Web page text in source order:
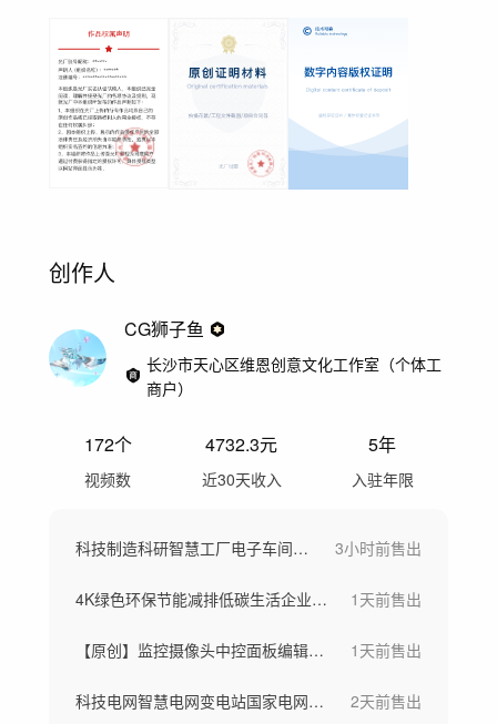
创作人
CG狮子鱼
长沙市天心区维恩创意文化工作室（个体工
商户）
172个
视频数
4732.3元
近30天收入
5年
入驻年限
科技制造科研智慧工厂电子车间工业智能园区 3小时前售出
4K绿色环保节能减排低碳生活企业宣传片头 1天前售出
【原创】监控摄像头中控面板编辑AE模板 1天前售出
科技电网智慧电网变电站国家电网电力传输 2天前售出